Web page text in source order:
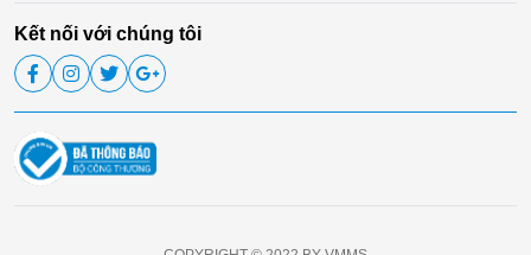
Kết nối với chúng tôi